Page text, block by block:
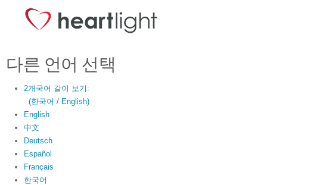
다른 언어 선택
2개국어 같이 보기:
(한국어 / English)
English
中文
Deutsch
Español
Français
한국어